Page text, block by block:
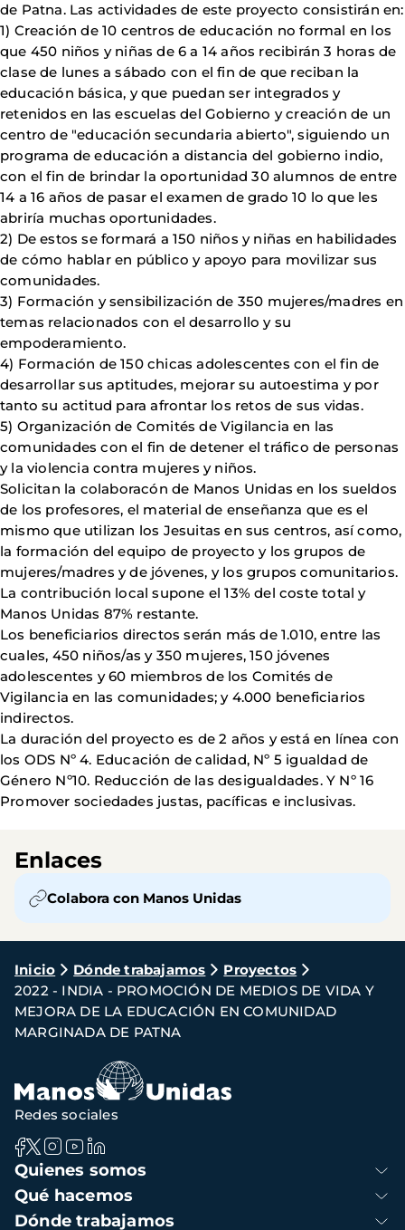
de Patna. Las actividades de este proyecto consistirán en:
1) Creación de 10 centros de educación no formal en los
que 450 niños y niñas de 6 a 14 años recibirán 3 horas de
clase de lunes a sábado con el fin de que reciban la
educación básica, y que puedan ser integrados y
retenidos en las escuelas del Gobierno y creación de un
centro de "educación secundaria abierto", siguiendo un
programa de educación a distancia del gobierno indio,
con el fin de brindar la oportunidad 30 alumnos de entre
14 a 16 años de pasar el examen de grado 10 lo que les
abriría muchas oportunidades.
2) De estos se formará a 150 niños y niñas en habilidades
de cómo hablar en público y apoyo para movilizar sus
comunidades.
3) Formación y sensibilización de 350 mujeres/madres en
temas relacionados con el desarrollo y su
empoderamiento.
4) Formación de 150 chicas adolescentes con el fin de
desarrollar sus aptitudes, mejorar su autoestima y por
tanto su actitud para afrontar los retos de sus vidas.
5) Organización de Comités de Vigilancia en las
comunidades con el fin de detener el tráfico de personas
y la violencia contra mujeres y niños.
Solicitan la colaboracón de Manos Unidas en los sueldos
de los profesores, el material de enseñanza que es el
mismo que utilizan los Jesuitas en sus centros, así como,
la formación del equipo de proyecto y los grupos de
mujeres/madres y de jóvenes, y los grupos comunitarios.
La contribución local supone el 13% del coste total y
Manos Unidas 87% restante.
Los beneficiarios directos serán más de 1.010, entre las
cuales, 450 niños/as y 350 mujeres, 150 jóvenes
adolescentes y 60 miembros de los Comités de
Vigilancia en las comunidades; y 4.000 beneficiarios
indirectos.
La duración del proyecto es de 2 años y está en línea con
los ODS Nº 4. Educación de calidad, Nº 5 igualdad de
Género Nº10. Reducción de las desigualdades. Y Nº 16
Promover sociedades justas, pacíficas e inclusivas.
Enlaces
Colabora con Manos Unidas
Ruta
de
navegación
Inicio Dónde trabajamos
Proyectos
2022 - INDIA - PROMOCIÓN DE MEDIOS DE VIDA Y
MEJORA DE LA EDUCACIÓN EN COMUNIDAD
MARGINADA DE PATNA
Navegación
principal
Quienes somos
Qué hacemos
Dónde trabajamos
Redes sociales